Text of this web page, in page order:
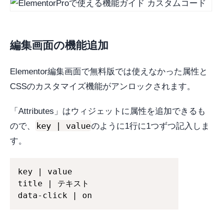
編集画面の機能追加
Elementor編集画面で無料版では使えなかった属性と
CSSのカスタマイズ機能がアンロックされます。
「Attributes」はウィジェットに属性を追加できるも
ので、
key | valueのように1行に1つずつ記入しま
す。
key | value
title | テキスト
data-click | on